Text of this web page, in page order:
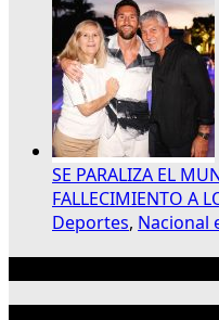
SE PARALIZA EL
FALLECIMIENTO A
Deportes, Nacional